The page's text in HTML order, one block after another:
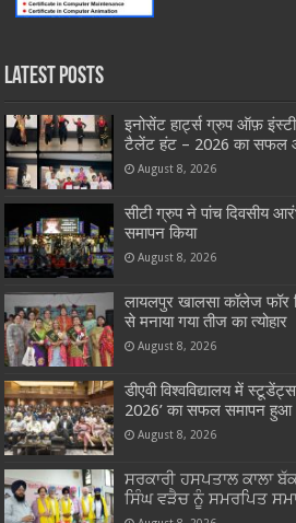
Latest Posts
इनोसेंट हार्ट्स ग्रुप ऑफ़
टैलेंट हंट – 2026 का सफल
August 8, 2026
सीटी ग्रुप ने पांच दिवसीय
समापन किया
August 8, 2026
लायलपुर खालसा कॉलेज फॉर
से मनाया गया तीज का त्योहार
August 8, 2026
डीएवी विश्वविद्यालय में
2026’ का सफल समापन हुआ
August 8, 2026
ਸਰਕਾਰੀ ਹਸਪਤਾਲ ਕਾਲਾ
ਸਿੰਘ ਵੜੈਚ ਨੂੰ ਸਮਰਪਿਤ